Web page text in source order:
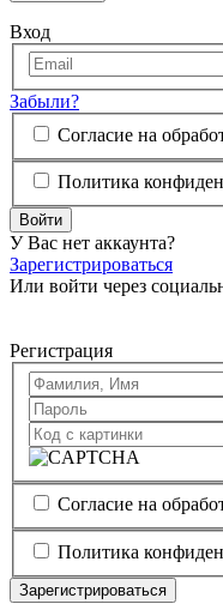
Вход
Забыли?
Согласие на
Политика
Войти
У Вас нет аккаунта?
Зарегистрироваться
Или войти через
Регистрация
Согласие на
Политика
Зарегистрироваться